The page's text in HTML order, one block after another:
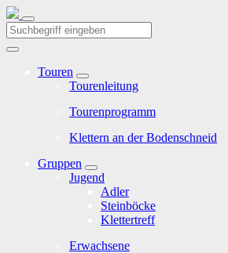
Touren
Tourenleitung
Tourenprogramm
Klettern an der Bodenschneid
Gruppen
Jugend
Adler
Steinböcke
Klettertreff
Erwachsene